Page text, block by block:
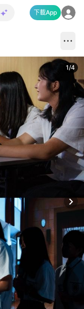
下載App
1/4